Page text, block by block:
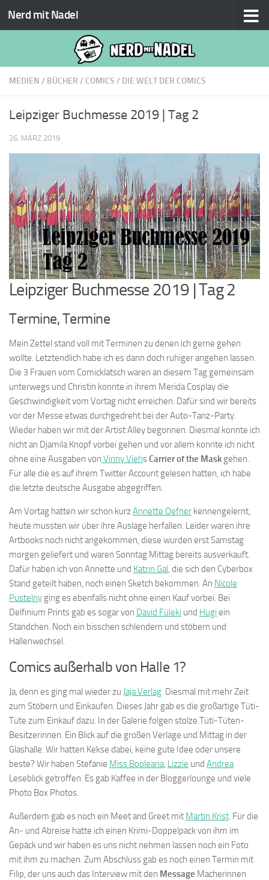
Zum Inhalt springen
Nerd mit Nadel
MEDIEN / BÜCHER / COMICS / DIE WELT DER COMICS
Leipziger Buchmesse 2019 | Tag 2
26. MÄRZ 2019
Leipziger Buchmesse 2019 | Tag 2
Termine, Termine
Mein Zettel stand voll mit Terminen zu denen ich gerne gehen
wollte. Letztendlich habe ich es dann doch ruhiger angehen lassen.
Die 3 Frauen vom Comicklatsch waren an diesem Tag gemeinsam
unterwegs und Christin konnte in ihrem Merida Cosplay die
Geschwindigkeit vom Vortag nicht erreichen. Dafür sind wir bereits
vor der Messe etwas durchgedreht bei der Auto-Tanz-Party.
Wieder haben wir mit der Artist Alley begonnen. Diesmal konnte ich
nicht an Djamila Knopf vorbei gehen und vor allem konnte ich nicht
ohne eine Ausgaben von Vinny ViehsCarrier of the Mask gehen.
Für alle die es auf ihrem Twitter Account gelesen hatten, ich habe
die letzte deutsche Ausgabe abgegriffen.
Am Vortag hatten wir schon kurzAnnette Oefner kennengelernt,
heute mussten wir über ihre Auslage herfallen. Leider waren ihre
Artbooks noch nicht angekommen, diese wurden erst Samstag
morgen geliefert und waren Sonntag Mittag bereits ausverkauft.
Dafür haben ich von Annette und Katrin Gal, die sich den Cyberbox
Stand geteilt haben, noch einen Sketch bekommen. An Nicole
Pustelny ging es ebenfalls nicht ohne einen Kauf vorbei. Bei
Delfinium Prints gab es sogar von David Füleki und Hugi ein
Ständchen. Noch ein bisschen schlendern und stöbern und
Hallenwechsel.
Comics außerhalb von Halle 1?
Ja, denn es ging mal wieder zu Jaja Verlag. Diesmal mit mehr Zeit
zum Stöbern und Einkaufen. Dieses Jahr gab es die großartige Tüti-
Tüte zum Einkauf dazu. In der Galerie folgen stolze Tüti-Tüten-
Besitzerinnen. Ein Blick auf die großen Verlage und Mittag in der
Glashalle. Wir hatten Kekse dabei, keine gute Idee oder unsere
beste? Wir haben Stefanie Miss Booleana, Lizzie und Andrea
Leseblick getroffen. Es gab Kaffee in der Bloggerlounge und viele
Photo Box Photos.
Außerdem gab es noch ein Meet and Greet mit Martin Krist. Für die
An- und Abreise hatte ich einen Krimi-Doppelpack von ihm im
Gepäck und wir haben es uns nicht nehmen lassen noch ein Foto
mit ihm zu machen. Zum Abschluss gab es noch einen Termin mit
Filip, der uns auch das Interview mit den Message Macherinnen